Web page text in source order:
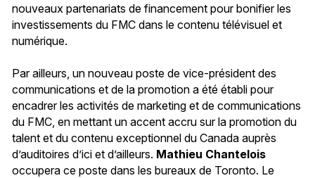
nouveaux partenariats de financement pour bonifier les
investissements du FMC dans le contenu télévisuel et
numérique.
Par ailleurs, un nouveau poste de vice-président des
communications et de la promotion a été établi pour
encadrer les activités de marketing et de communications
du FMC, en mettant un accent accru sur la promotion du
talent et du contenu exceptionnel du Canada auprès
d’auditoires d’ici et d’ailleurs. Mathieu Chantelois
occupera ce poste dans les bureaux de Toronto. Le